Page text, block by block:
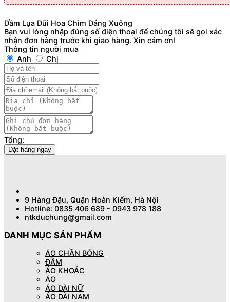
Đầm Lụa Đũi Hoa Chìm Dáng Xuông
Bạn vui lòng nhập đúng số điện thoại để chúng tôi sẽ gọi xác
nhận đơn hàng trước khi giao hàng. Xin cảm ơn!
Thông tin người mua
Anh
Chị
Tổng:
Đặt hàng ngay
9 Hàng Đậu, Quận Hoàn Kiếm, Hà Nội
Hotline: 0835 406 689 - 0943 978 188
ntkduchung@gmail.com
DANH MỤC SẢN PHẨM
ÁO CHẦN BÔNG
ĐẦM
ÁO KHOÁC
ÁO
ÁO DÀI NỮ
ÁO DÀI NAM